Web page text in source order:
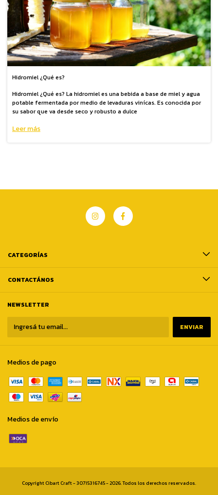
Hidromiel ¿Qué es?
Hidromiel ¿Qué es? La hidromiel es una bebida a base de miel y agua
potable fermentada por medio de levaduras vinícas. Es conocida por
su sabor que va desde seco y robusto a dulce
Leer más
CATEGORÍAS
CONTACTÁNOS
NEWSLETTER
Medios de pago
Medios de envío
Copyright Cibart Craft - 30715316745 - 2026. Todos los derechos reservados.